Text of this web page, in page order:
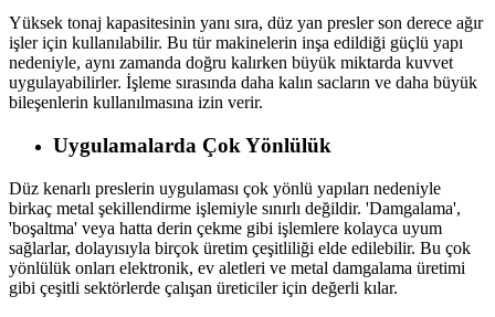
Yüksek tonaj kapasitesinin yanı sıra, düz yan presler son derece ağır
işler için kullanılabilir. Bu tür makinelerin inşa edildiği güçlü yapı
nedeniyle, aynı zamanda doğru kalırken büyük miktarda kuvvet
uygulayabilirler. İşleme sırasında daha kalın sacların ve daha büyük
bileşenlerin kullanılmasına izin verir.
Uygulamalarda Çok Yönlülük
Düz kenarlı preslerin uygulaması çok yönlü yapıları nedeniyle
birkaç metal şekillendirme işlemiyle sınırlı değildir. 'Damgalama',
'boşaltma' veya hatta derin çekme gibi işlemlere kolayca uyum
sağlarlar, dolayısıyla birçok üretim çeşitliliği elde edilebilir. Bu çok
yönlülük onları elektronik, ev aletleri ve metal damgalama üretimi
gibi çeşitli sektörlerde çalışan üreticiler için değerli kılar.